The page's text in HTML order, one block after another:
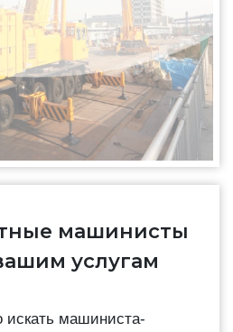
машинисты
услугам
искать машиниста-